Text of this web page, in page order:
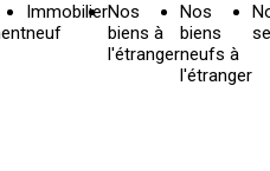
Immobilier
neuf
Nos
biens à
l'étranger
Nos
biens
neufs à
l'étranger